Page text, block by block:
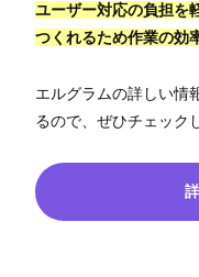
ユーザー対応の負担を
つくれるため作業の効
エルグラムの詳しい情
るので、ぜひチェック